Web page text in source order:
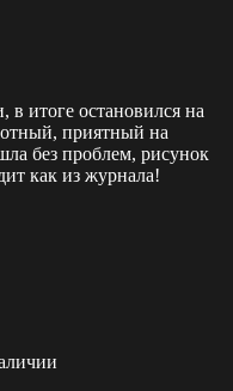
итоге остановился на
приятный на
без проблем, рисунок
как из журнала!